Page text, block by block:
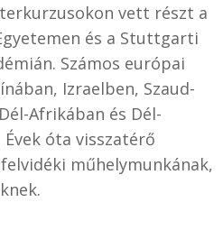
vett részt a
és a Stuttgarti
Számos európai
Izraelben, Szaud-
Afrikában és Dél-
óta visszatérő
műhelymunkának,